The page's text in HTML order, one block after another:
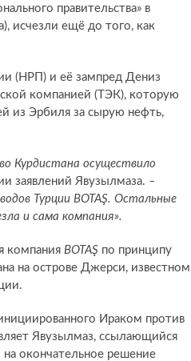
правительства» в
исчезли ещё до того, как
(НРП) и её зампред Дениз
компанией (ТЭК), которую
из Эрбиля за сырую нефть,
Курдистана осуществило
заявлений Явузылмаза. –
Турции BOTAŞ. Остальные
и сама компания».
компания BOTAŞ по принципу
на острове Джерси, известном
Ираком против
Явузылмаз, ссылающийся
окончательное решение